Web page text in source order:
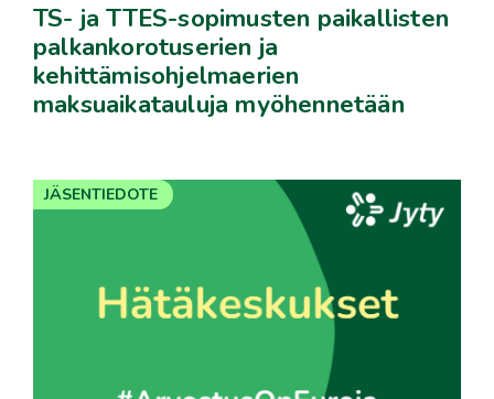
TS- ja TTES-sopimusten paikallisten
palkankorotuserien ja
kehittämisohjelmaerien
maksuaikatauluja myöhennetään
JÄSENTIEDOTE